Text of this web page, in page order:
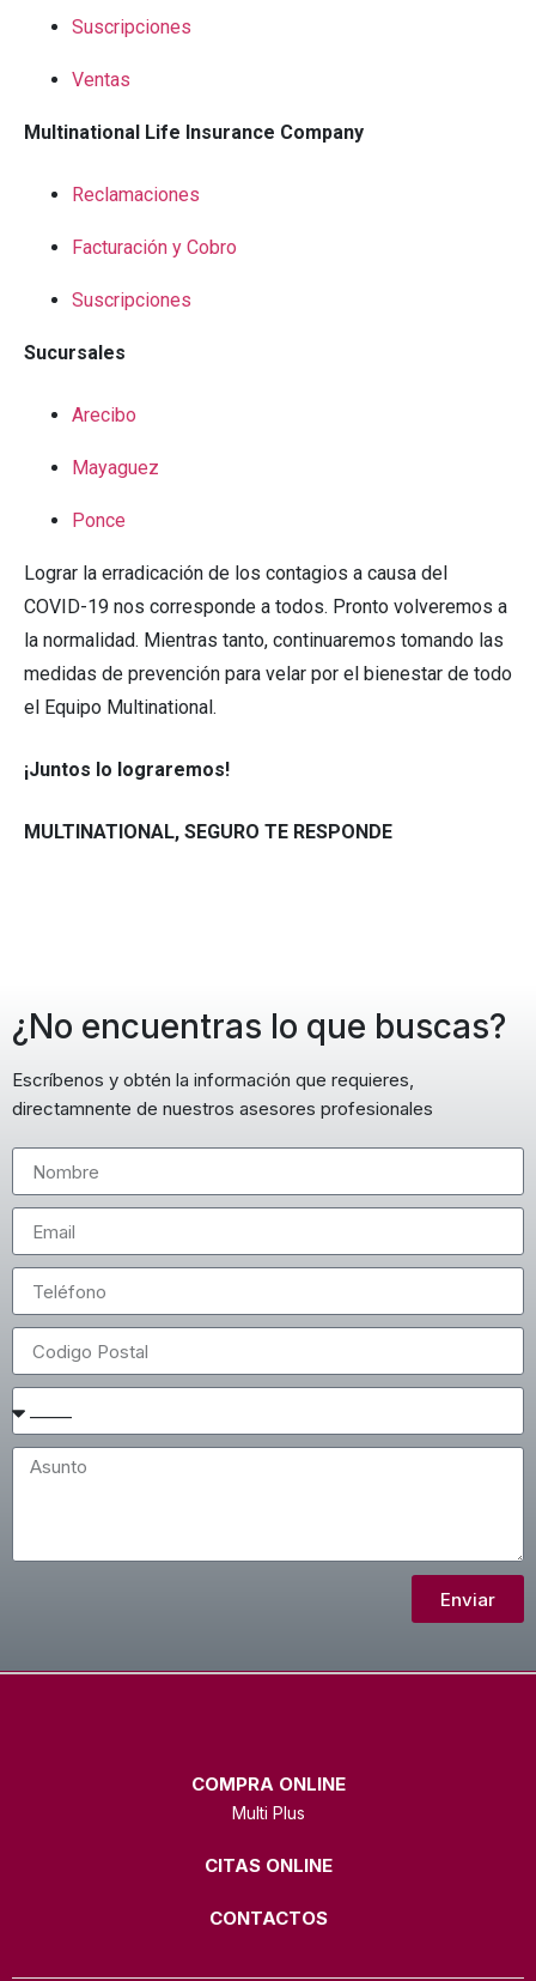
Suscripciones
Ventas
Multinational Life Insurance Company
Reclamaciones
Facturación y Cobro
Suscripciones
Sucursales
Arecibo
Mayaguez
Ponce
Lograr la erradicación de los contagios a causa del
COVID-19 nos corresponde a todos. Pronto volveremos a
la normalidad. Mientras tanto, continuaremos tomando las
medidas de prevención para velar por el bienestar de todo
el Equipo Multinational.
¡Juntos lo lograremos!
MULTINATIONAL, SEGURO TE RESPONDE
¿No encuentras lo que buscas?
Escríbenos y obtén la información que requieres,
directamnente de nuestros asesores profesionales
Enviar
COMPRA ONLINE
Multi Plus
CITAS ONLINE
CONTACTOS